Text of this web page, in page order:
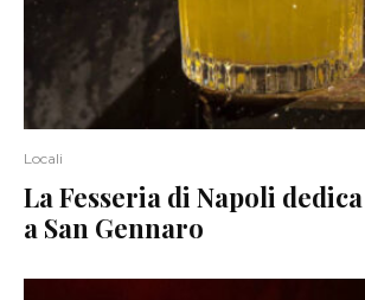
Locali
La Fesseria di Napoli
a San Gennaro